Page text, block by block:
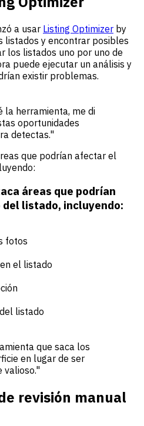
a usar Listing Optimizer by
listados y encontrar posibles
los listados uno por uno de
puede ejecutar un análisis y
existir problemas.
la herramienta, me di
oportunidades
detectas."
que podrían afectar el
áreas que podrían
listado, incluyendo:
fotos
el listado
listado
que saca los
en lugar de ser
valioso."
revisión manual